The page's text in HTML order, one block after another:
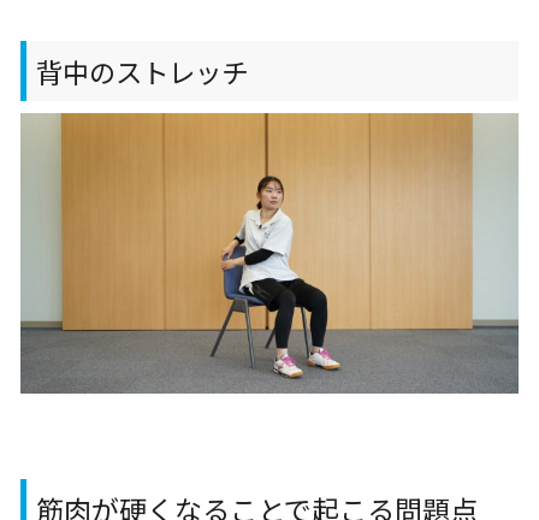
背中のストレッチ
筋肉が硬くなることで起こる問題点